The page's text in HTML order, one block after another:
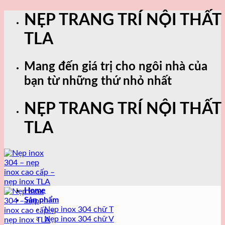
content
NẸP TRANG TRÍ NỘI THẤT
TLA
Mang đến giá trị cho ngôi nhà của
bạn từ những thứ nhỏ nhất
NẸP TRANG TRÍ NỘI THẤT
TLA
Home
Sản phẩm
Nẹp inox 304 chữ T
Nẹp inox 304 chữ V